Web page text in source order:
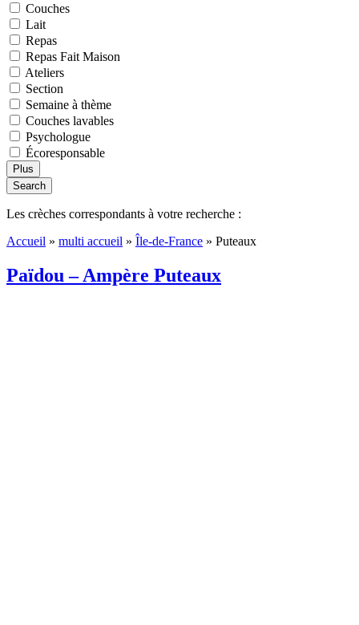
Couches
Lait
Repas
Repas Fait Maison
Ateliers
Section
Semaine à thème
Couches lavables
Psychologue
Écoresponsable
Plus
Search
Les crèches correspondants à votre recherche :
Accueil » multi accueil » Île-de-France » Puteaux
Païdou – Ampère Puteaux